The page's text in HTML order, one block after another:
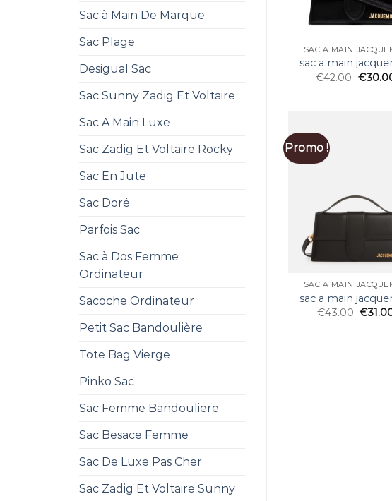
Sac à Main De Marque
Sac Plage
Desigual Sac
Sac Sunny Zadig Et Voltaire
Sac A Main Luxe
Sac Zadig Et Voltaire Rocky
Sac En Jute
Sac Doré
Parfois Sac
Sac à Dos Femme
Ordinateur
Sacoche Ordinateur
Petit Sac Bandoulière
Tote Bag Vierge
Pinko Sac
Sac Femme Bandouliere
Sac Besace Femme
Sac De Luxe Pas Cher
Sac Zadig Et Voltaire Sunny
SAC A MAIN
sac a main
€42.00 €
Promo !
SAC A MAIN
sac a main
€43.00 €